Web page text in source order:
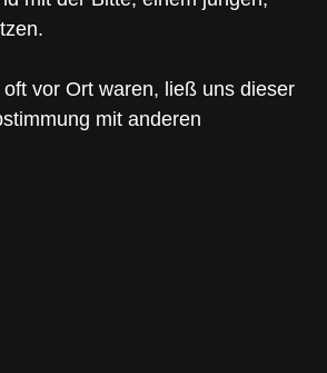
vor Ort waren, ließ uns dieser
mit anderen